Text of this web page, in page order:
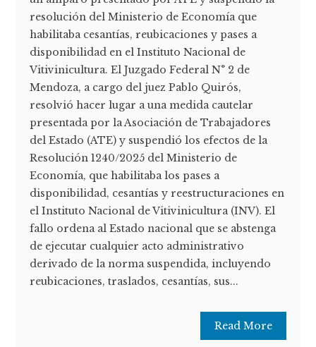
resolución del Ministerio de Economía que
habilitaba cesantías, reubicaciones y pases a
disponibilidad en el Instituto Nacional de
Vitivinicultura. El Juzgado Federal N° 2 de
Mendoza, a cargo del juez Pablo Quirós,
resolvió hacer lugar a una medida cautelar
presentada por la Asociación de Trabajadores
del Estado (ATE) y suspendió los efectos de la
Resolución 1240/2025 del Ministerio de
Economía, que habilitaba los pases a
disponibilidad, cesantías y reestructuraciones en
el Instituto Nacional de Vitivinicultura (INV). El
fallo ordena al Estado nacional que se abstenga
de ejecutar cualquier acto administrativo
derivado de la norma suspendida, incluyendo
reubicaciones, traslados, cesantías, sus...
Read More